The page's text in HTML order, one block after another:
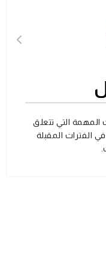
المهمة التي تتعلق
الفترات المقبلة